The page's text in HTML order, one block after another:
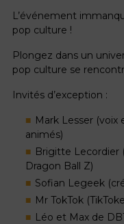
L’événement
pop culture !
Plongez dans un
pop culture se
Invités d’exception :
Mark Lesser
animés)
Brigitte Lecordier
Dragon Ball Z)
Sofian Legeek
Mr TokTok
Léo et Max de